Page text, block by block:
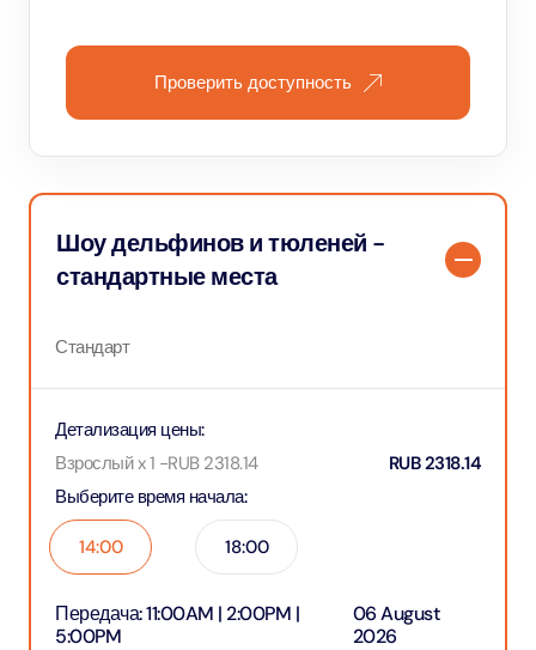
Шоу дельфинов и тюленей -
стандартные места
Стандарт
Выберите время начала:
14:00 18:00
Детализация цены:
Взрослый x 1 -RUB 2318.14 RUB2318.14
Передача:11:00AM | 2:00PM |
5:00PM
06 August
2026
Проверить доступность